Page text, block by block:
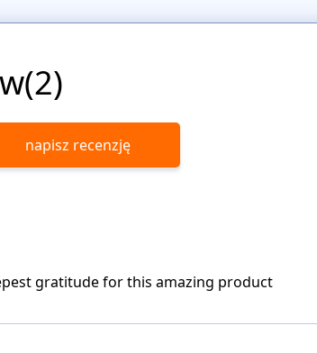
napisz recenzję
gratitude for this amazing product